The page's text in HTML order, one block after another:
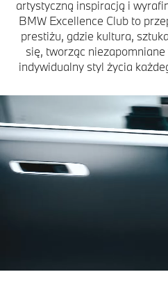
artystyczną inspiracją i
BMW Excellence Club to
prestiżu, gdzie kultura,
się, tworząc
indywidualny styl życia